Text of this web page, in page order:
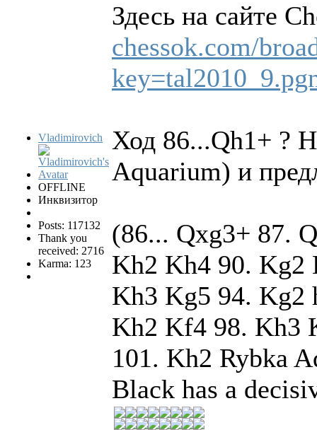
Vladimirovich
OFFLINE
Инквизитор
Posts: 117132
Thank you
received: 2716
Karma: 123
Здесь на сайте
chessok.com/
Ход 86...Qh1+ ?
Aquarium) и
(86... Qxg3+ 87.
Kh2 Kh4 90. Kg2
Kh3 Kg5 94. Kg2
Kh2 Kf4 98. Kh3
101. Kh2 Rybka
Black has a